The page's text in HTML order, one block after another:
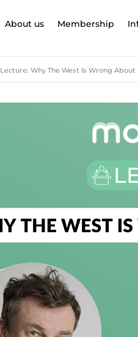
About us Membership
Lecture: Why The West Is Wrong